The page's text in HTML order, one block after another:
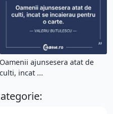
Oamenii ajunsesera atat de
culti, incat ...